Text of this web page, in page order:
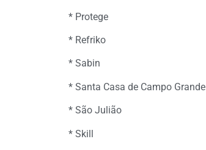
* Protege
* Refriko
* Sabin
* Santa Casa de Campo Grande
* São Julião
* Skill